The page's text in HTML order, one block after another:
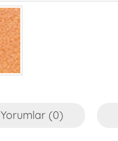
Yorumlar (0)